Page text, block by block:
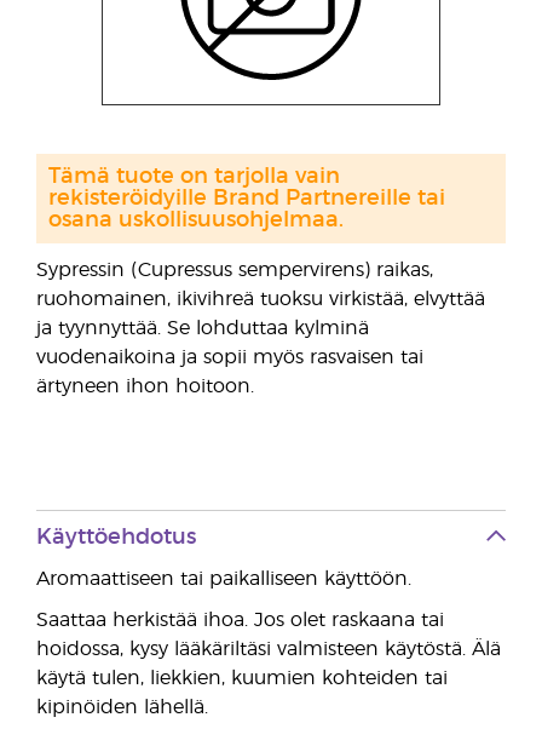
Sypressin (Cupressus sempervirens) raikas,
ruohomainen, ikivihreä tuoksu virkistää, elvyttää
ja tyynnyttää. Se lohduttaa kylminä
vuodenaikoina ja sopii myös rasvaisen tai
ärtyneen ihon hoitoon.
Tämä tuote on tarjolla vain
rekisteröidyille Brand Partnereille tai
osana uskollisuusohjelmaa.
Käyttöehdotus
Aromaattiseen tai paikalliseen käyttöön.
Saattaa herkistää ihoa. Jos olet raskaana tai
hoidossa, kysy lääkäriltäsi valmisteen käytöstä. Älä
käytä tulen, liekkien, kuumien kohteiden tai
kipinöiden lähellä.